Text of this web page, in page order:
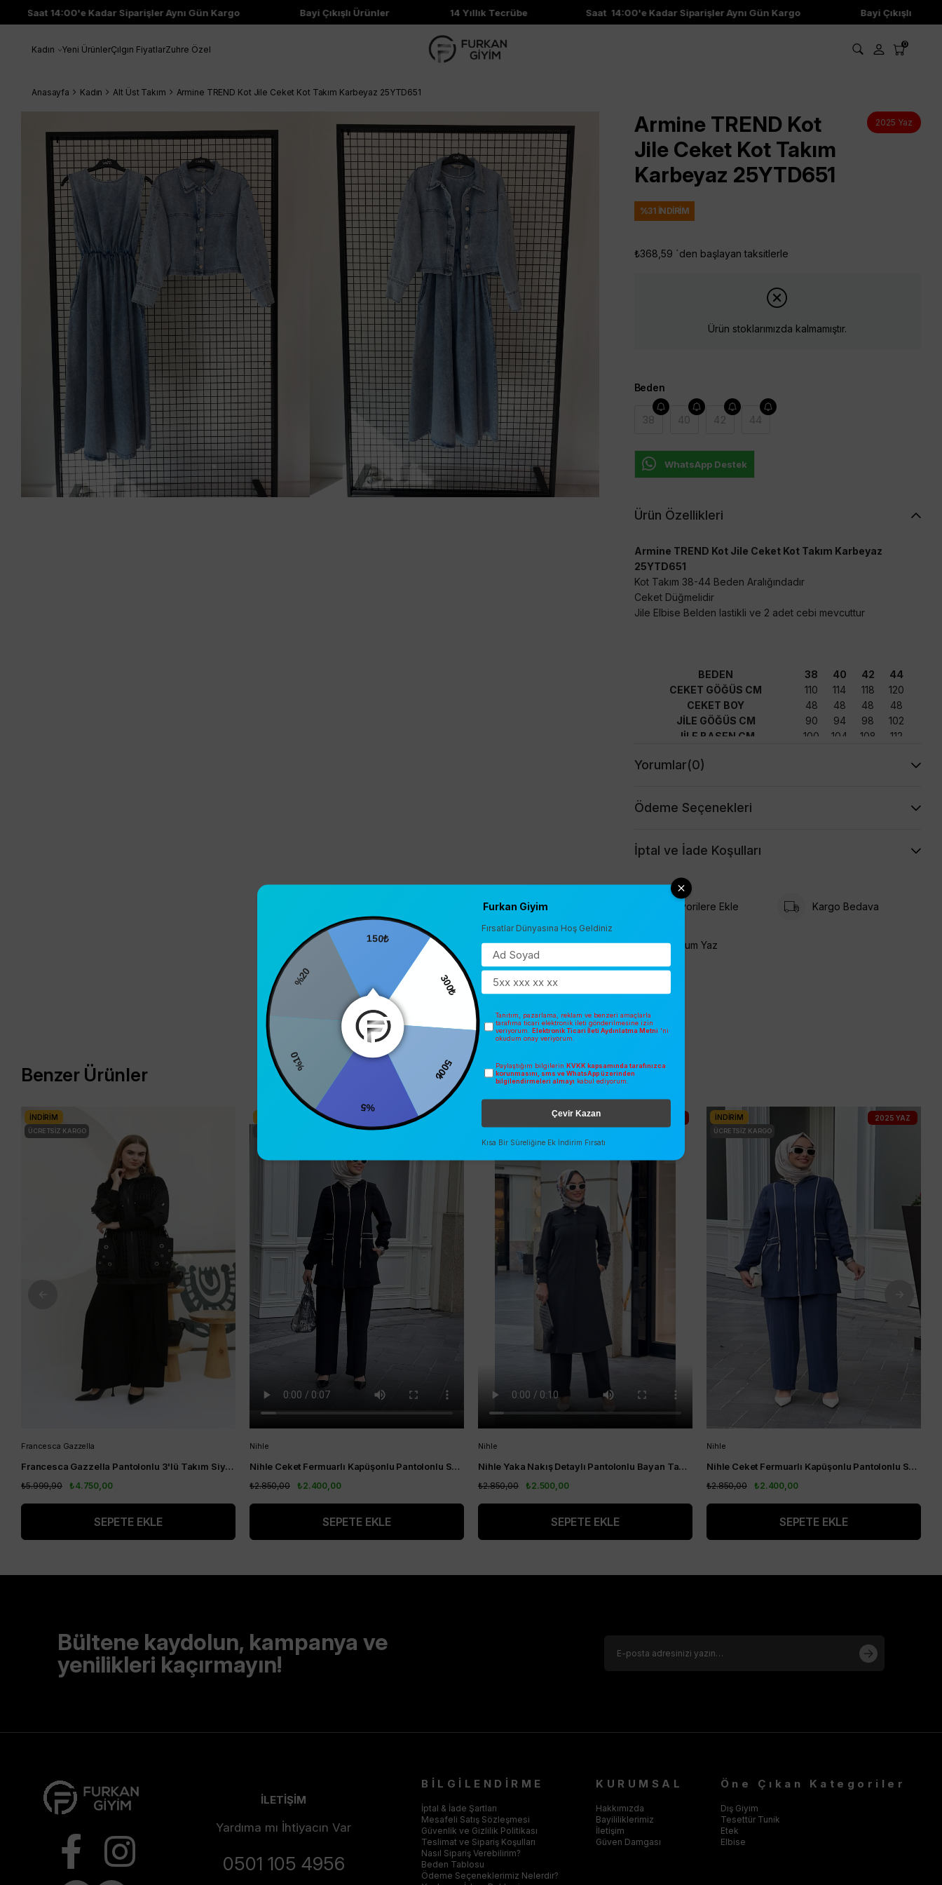
Saat 14:00'e Kadar Siparişler Aynı Gün Kargo Bayi Çıkışlı Ürünler 14 Yıllık Tecrübe Saat 14:00'e Kadar Siparişler Aynı Gün Kargo Bayi Çıkışlı Ürünler
Kadın Yeni ÜrünlerÇılgın FiyatlarZuhre Özel 0
Anasayfa Kadın Alt Üst Takım Armine TREND Kot Jile Ceket Kot Takım Karbeyaz 25YTD651
Armine TREND Kot
Jile Ceket Kot Takım
Karbeyaz 25YTD651
2025 Yaz
%31 İNDIRIM
₺368,59 `den başlayan taksitlerle
Ürün stoklarımızda kalmamıştır.
Beden
38 40 42 44
WhatsApp Destek
Ürün Özellikleri
Armine TREND Kot Jile Ceket Kot Takım Karbeyaz
25YTD651
Kot Takım 38-44 Beden Aralığındadır
Ceket Düğmelidir
Jile Elbise Belden lastikli ve 2 adet cebi mevcuttur
BEDEN 38 40 42
44
CEKET GÖĞÜS CM
110 114 118
120
CEKET BOY
48 48 48
48
JİLE GÖĞÜS CM
90 94 98
102
JİLE BASEN CM
100 104 108
112
Yorumlar(0)
Ödeme Seçenekleri
İptal ve İade Koşulları
Favorilere Ekle Kargo Bedava
Yorum Yaz
Benzer Ürünler
Francesca Gazzella
Francesca Gazzella Pantolonlu 3'lü Takım Siyah
₺4.750,00
₺5.999,90
SEPETE EKLE
İNDIRIM
ÜCRETSIZ KARGO
Nihle
Nihle Ceket Fermuarlı Kapüşonlu Pantolonlu Spor Bayan Takım Siyah
₺2.400,00
₺2.850,00
SEPETE EKLE
2025 YAZ
Nihle
Nihle Yaka Nakış Detaylı Pantolonlu Bayan Takım Siyah
₺2.500,00
₺2.850,00
SEPETE EKLE
Nihle
Nihle Ceket Fermuarlı Kapüşonlu Pantolonlu Spor Bayan Takım Lacivert
₺2.400,00
₺2.850,00
SEPETE EKLE
İNDIRIM
ÜCRETSIZ KARGO
2025 YAZ
Bültene kaydolun, kampanya ve
yenilikleri kaçırmayın!
İLETİŞİM
Yardıma mı İhtiyacın Var
0501 105 4956
BİLGİLENDİRME
İptal & İade Şartları
Mesafeli Satış Sözleşmesi
Güvenlik ve Gizlilik Politikası
Teslimat ve Sipariş Koşulları
Nasıl Sipariş Verebilirim?
Beden Tablosu
Ödeme Seçeneklerimiz Nelerdir?
KURUMSAL
Hakkımızda
Bayililiklerimiz
İletişim
Güven Damgası
Öne Çıkan Kategoriler
Dış Giyim
Tesettür Tunik
Etek
Elbise
150₺
300₺
500₺
%5
%10
%20
Furkan Giyim
Fırsatlar Dünyasına Hoş Geldiniz
Tanıtım, pazarlama, reklam ve benzeri amaçlarla
tarafıma ticari elektronik ileti gönderilmesine izin
veriyorum. Elektronik Ticari İleti Aydınlatma Metni 'ni
okudum onay veriyorum.
Paylaştığım bilgilerin KVKK kapsamında tarafınızca
korunmasını, sms ve WhatsApp üzerinden
bilgilendirmeleri almayı kabul ediyorum.
Çevir Kazan
Kısa Bir Süreliğine Ek İndirim Fırsatı